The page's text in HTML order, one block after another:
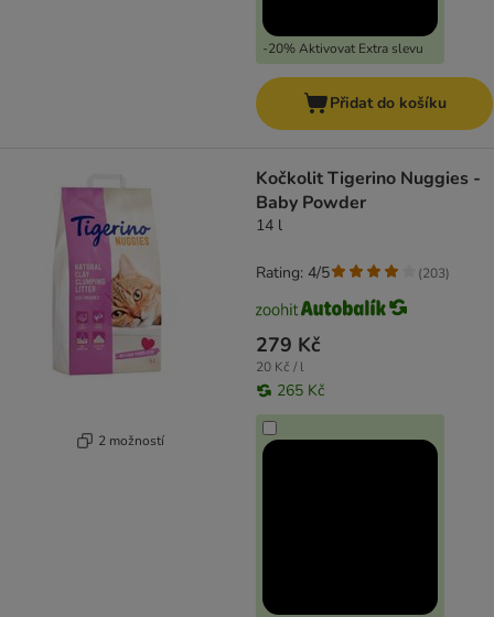
-20% Aktivovat Extra slevu
Přidat do košíku
2 možností
Kočkolit Tigerino Nuggies -
Baby Powder
14 l
279 Kč
20 Kč / l
265 Kč
Rating: 4/5 (203)